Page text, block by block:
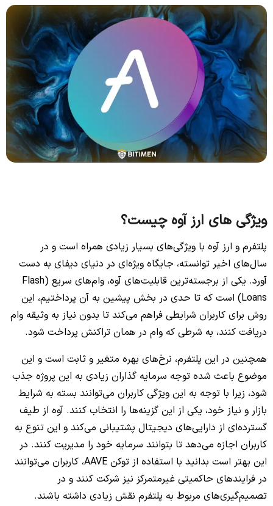
ویژگی های ارز آوه چیست؟
پلتفرم و ارز آوه با ویژگی‌های بسیار زیادی همراه است و در
سال‌های اخیر توانسته، جایگاه ویژه‌ای در دنیای دیفای به دست
آورد. یکی از برجسته‌ترین قابلیت‌های آوه، وام‌های سریع (Flash
Loans) است که تا حدی در بخش پیشین به آن پرداختیم، این
روش برای کاربران شرایطی فراهم می‌کند تا بدون نیاز به وثیقه وام
دریافت کنند، به شرطی که وام در همان تراکنش پرداخت شود.
همچنین در این پلتفرم، نرخ‌های بهره متغیر و ثابت است و این
موضوع باعث شده توجه سرمایه گذاران زیادی به این پروژه جذب
شود، زیرا با توجه به این ویژگی کاربران می‌توانند بسته به شرایط
بازار و نیاز خود، یکی از این گزینه‌ها را انتخاب کنند. آوه از طیف
گسترده‌ای از دارایی‌های دیجیتال پشتیبانی می‌کند و این تنوع به
کاربران اجازه می‌دهد تا بتوانند سرمایه خود را مدیریت کنند. در
این بهتر است بدانید با استفاده از توکن AAVE، کاربران می‌توانند
در فرایندهای حاکمیتی غیرمتمرکز نیز شرکت کنند و در
تصمیم‌گیری‌های مربوط به پلتفرم نقش زیادی داشته باشند.